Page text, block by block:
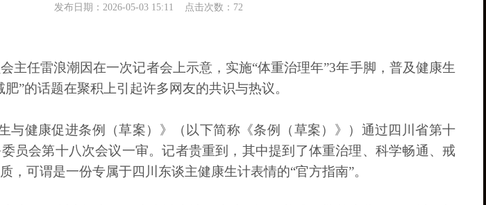
发布日期：2026-05-03 15:11 点击次数：72
主任雷浪潮因在一次记者会上示意，实施“体重治理年”3年手脚，普及健康生
”的话题在聚积上引起许多网友的共识与热议。
与健康促进条例（草案）》（以下简称《条例（草案）》）通过四川省第十
员会第十八次会议一审。记者贵重到，其中提到了体重治理、科学畅通、戒
，可谓是一份专属于四川东谈主健康生计表情的“官方指南”。